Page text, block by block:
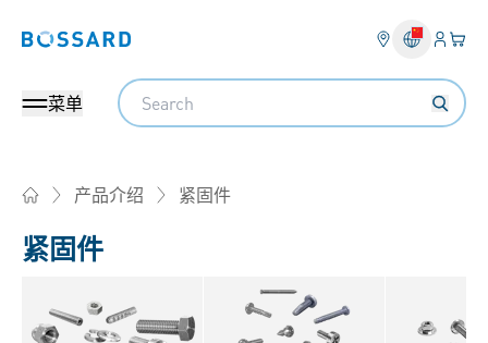
Bossard homepage 登入
您
菜单
Search
产品介绍 紧固件
紧固件